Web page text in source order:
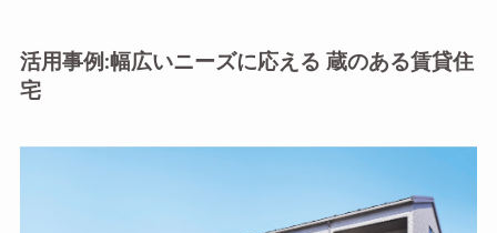
活用事例:幅広いニーズに応える 蔵のある賃貸住
宅